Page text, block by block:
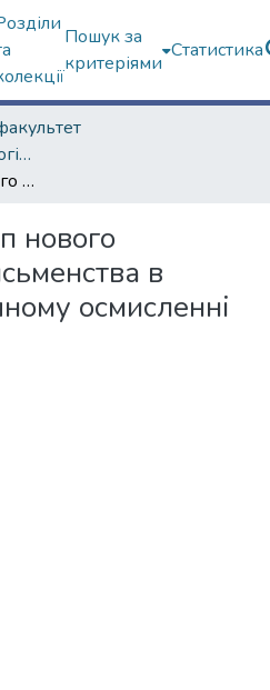
Пошук за
критеріями
Статистика
Наукові роботи. Філологічний факультет
Початковий етап нового українського письменства в науково-критичному осмисленні
нового
в
осмисленні